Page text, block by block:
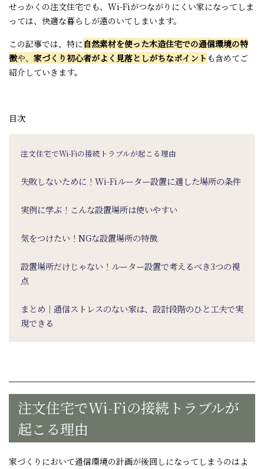
せっかくの注文住宅でも、 Wi-Fiがつながりにくい家になってしま
っては、快適な暮らしが遠のいてしまいます。
この記事では、特に自然素材を使った木造住宅での通信環境の特
徴や、 家づくり初心者がよく見落としがちなポイント も含めてご
紹介していきます。
目次
注文住宅でWi-Fiの接続トラブルが起こる理由
失敗しないために！Wi-Fiルーター設置に適した場所の条件
実例に学ぶ！こんな設置場所は使いやすい
気をつけたい！NGな設置場所の特徴
設置場所だけじゃない！ルーター設置で考えるべき3つの視
点
まとめ｜通信ストレスのない家は、設計段階のひと工夫で実
現できる
注文住宅でWi-Fiの接続トラブルが
起こる理由
家づくりにおいて通信環境の計画が後回しになってしまうのはよ